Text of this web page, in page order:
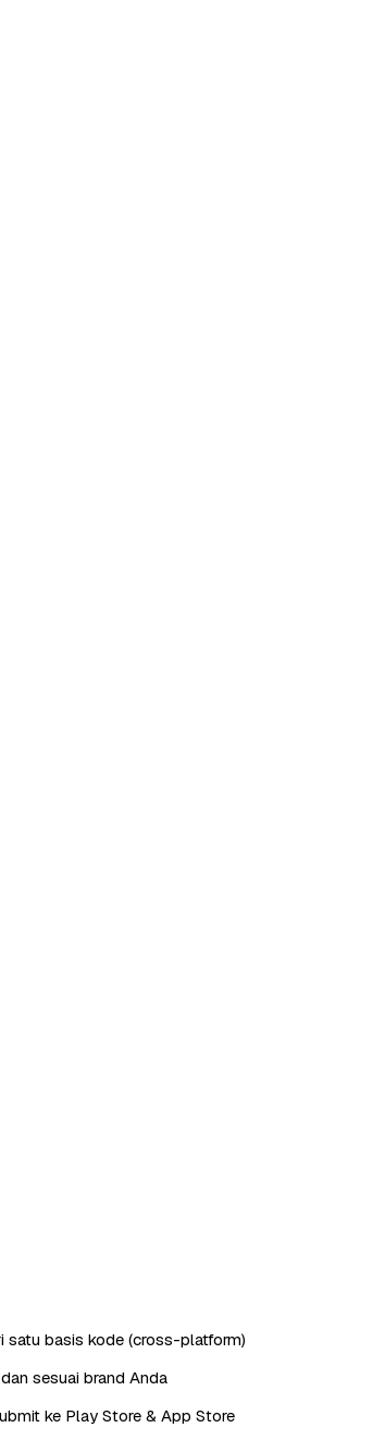
satu basis kode (cross-platform)
sesuai brand Anda
ke Play Store & App Store